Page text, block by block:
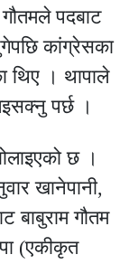
पदबाट
कांग्रेसका
थिए । थापाले
पर्छ ।
छ ।
खानेपानी,
बाबुराम गौतम
(एकीकृत